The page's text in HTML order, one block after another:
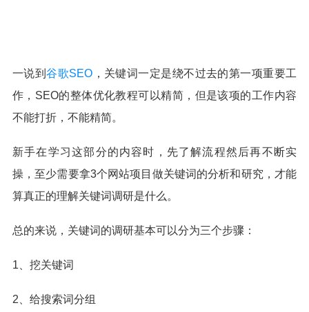
一说到谷歌SEO ，关键词一定是绕不过去的第一项重要工
作，SEO的整体优化教程可以精简，但是该项的工作内容
不能打折，不能精简。
新手在学习这部分的内容时，先了解流程然后再不断实
操，至少需要拿3个网站项目做关键词的分析和研究，才能
算真正的理解关键词调研是什么。
总的来说，关键词的调研基本可以分为三个步骤：
1、挖关键词
2、给搜索词分组